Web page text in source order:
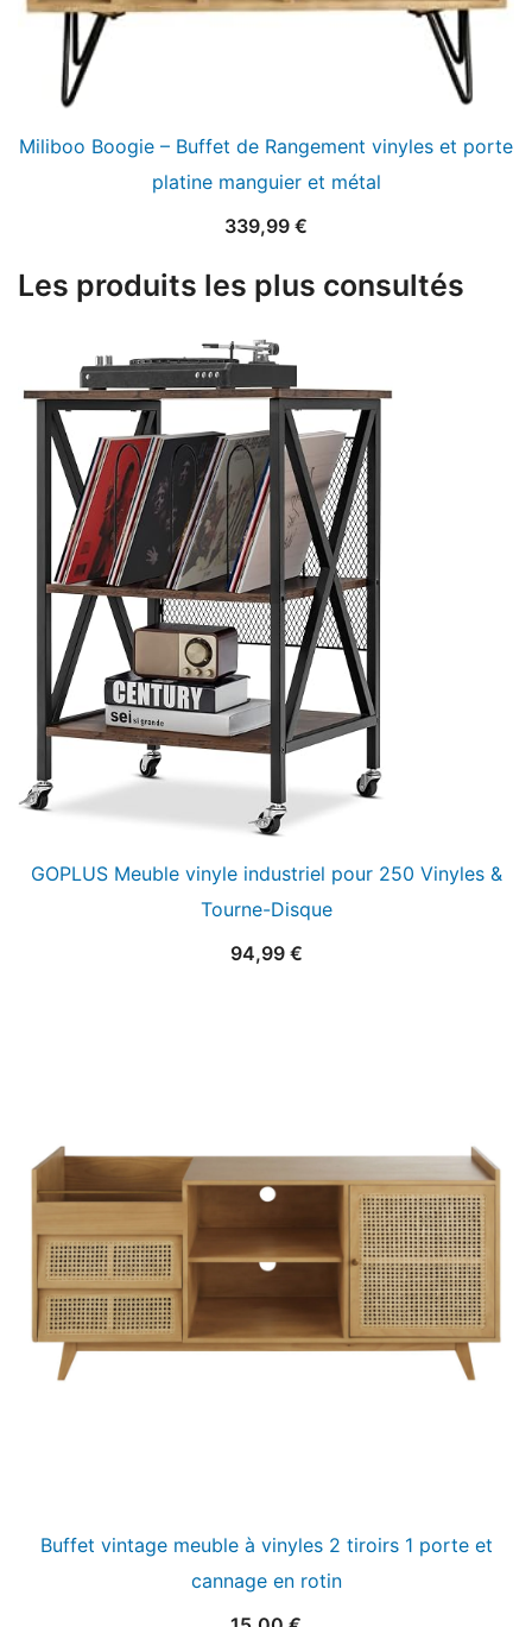
Miliboo Boogie – Buffet de Rangement vinyles et porte
platine manguier et métal
339,99 €
Les produits les plus consultés
GOPLUS Meuble vinyle industriel pour 250 Vinyles &
Tourne-Disque
94,99 €
Buffet vintage meuble à vinyles 2 tiroirs 1 porte et
cannage en rotin